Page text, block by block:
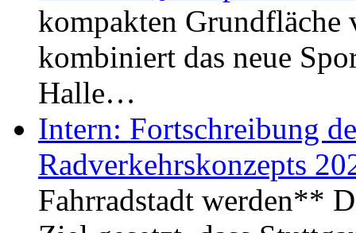
kompakten Grundfläche
kombiniert das neue
Halle…
Intern: Fortschreibung
Radverkehrskonzepts
Fahrradstadt werden**